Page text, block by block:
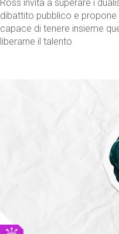
Ross invita a superare i
dibattito pubblico e propone
capace di tenere insieme
liberarne il talento
Image